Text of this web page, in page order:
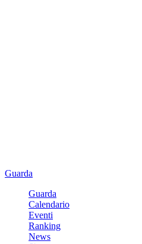
Guarda
Guarda
Calendario
Eventi
Ranking
News